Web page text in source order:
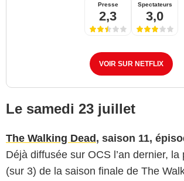
Presse
2,3
Spectateurs
3,0
VOIR SUR NETFLIX
Le samedi 23 juillet
The Walking Dead, saison 11,
Déjà diffusée sur OCS l’an dernier,
(sur 3) de la saison finale de The